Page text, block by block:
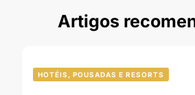
Artigos
HOTÉIS, POUSADAS E RESORTS